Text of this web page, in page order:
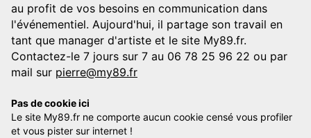
au profit de vos besoins en communication dans
l'événementiel. Aujourd'hui, il partage son travail en
tant que manager d'artiste et le site My89.fr.
Contactez-le 7 jours sur 7 au 06 78 25 96 22 ou par
mail sur pierre@my89.fr
Pas de cookie ici
Le site My89.fr ne comporte aucun cookie censé vous profiler
et vous pister sur internet !